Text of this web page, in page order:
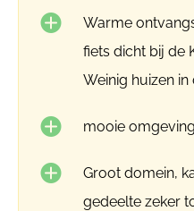
Warme
fiets dicht bij de
Weinig huizen in
mooie
Groot domein,
gedeelte zeker